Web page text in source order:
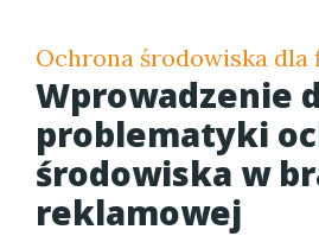
Ochrona środowiska dla
Wprowadzenie
problematyki
środowiska w
reklamowej